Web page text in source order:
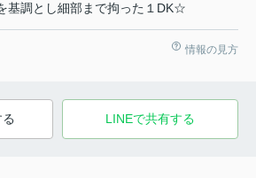
基調とし細部まで拘った１DK☆
情報の見方
LINEで共有する